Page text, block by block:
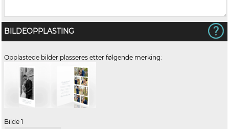
BILDEOPPLASTING
Opplastede bilder plasseres etter følgende merking:
Bilde 1